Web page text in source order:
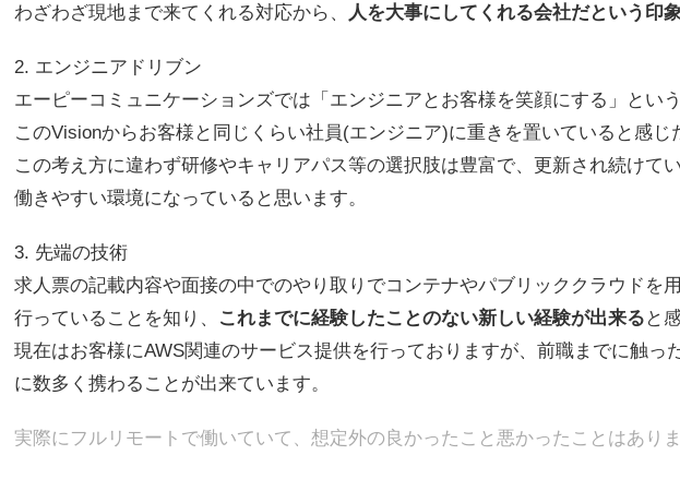
わざわざ現地まで来てくれる対応から、
人を大事にしてくれる会社だという印象
2. エンジニアドリブン
エーピーコミュニケーションズでは「エンジニアとお客様を笑顔にする」とい
このVisionからお客様と同じくらい社員(エンジニア)に重きを置いていると感じ
この考え方に違わず研修やキャリアパス等の選択肢は豊富で、更新され続けて
働きやすい環境になっていると思います。
3. 先端の技術
求人票の記載内容や面接の中でのやり取りでコンテナやパブリッククラウドを
行っていることを知り、
これまでに経験したことのない新しい経験が出来る と
現在はお客様にAWS関連のサービス提供を行っておりますが、前職までに触っ
に数多く携わることが出来ています。
実際にフルリモートで働いていて、想定外の良かったこと悪かったことはあり